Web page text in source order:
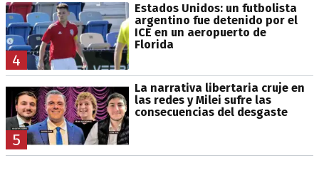
4
Estados Unidos: un futbolista
argentino fue detenido por el
ICE en un aeropuerto de
Florida
5
La narrativa libertaria cruje en
las redes y Milei sufre las
consecuencias del desgaste